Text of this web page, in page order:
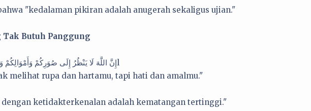
"kedalaman pikiran adalah anugerah sekaligus ujian."
Tak Butuh Panggung
إِنَّ اللَّهَ لَا يَنْظُرُ إِلَى صُوَرِكُمْ وَأَمْوَالِكُمْ وَلَكِنْ يَنْظُرُ إِلَى قُلُوبِكُمْ وَأَعْمَالِكُمْl
melihat rupa dan hartamu, tapi hati dan amalmu."
dengan ketidakterkenalan adalah kematangan tertinggi."